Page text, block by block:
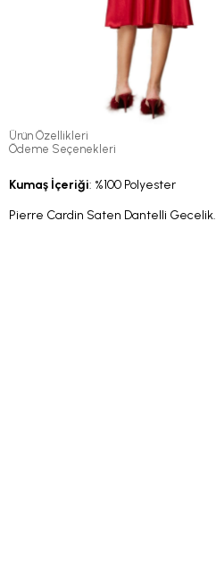
Ürün Özellikleri
Ödeme Seçenekleri
Kumaş İçeriği: %100 Polyester
Pierre Cardin Saten Dantelli Gecelik.